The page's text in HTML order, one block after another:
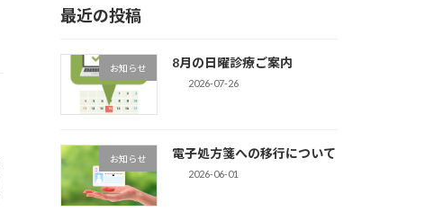
最近の投稿
お知らせ 8月の日曜診療ご案内
2026-07-26
お知らせ 電子処方箋への移行について
2026-06-01